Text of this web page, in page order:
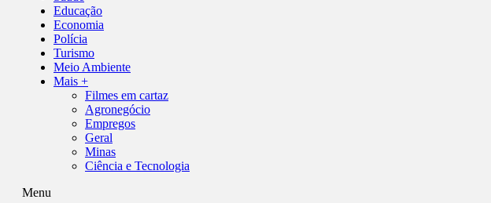
Educação
Economia
Polícia
Turismo
Meio Ambiente
Mais +
Filmes em cartaz
Agronegócio
Empregos
Geral
Minas
Ciência e Tecnologia
Menu